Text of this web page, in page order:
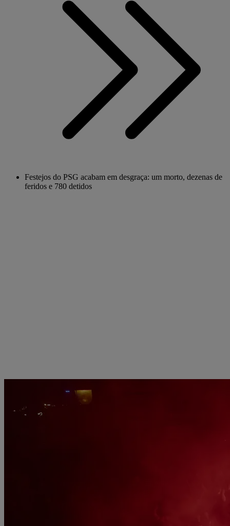
Festejos do PSG acabam em desgraça: um morto, dezenas de
feridos e 780 detidos